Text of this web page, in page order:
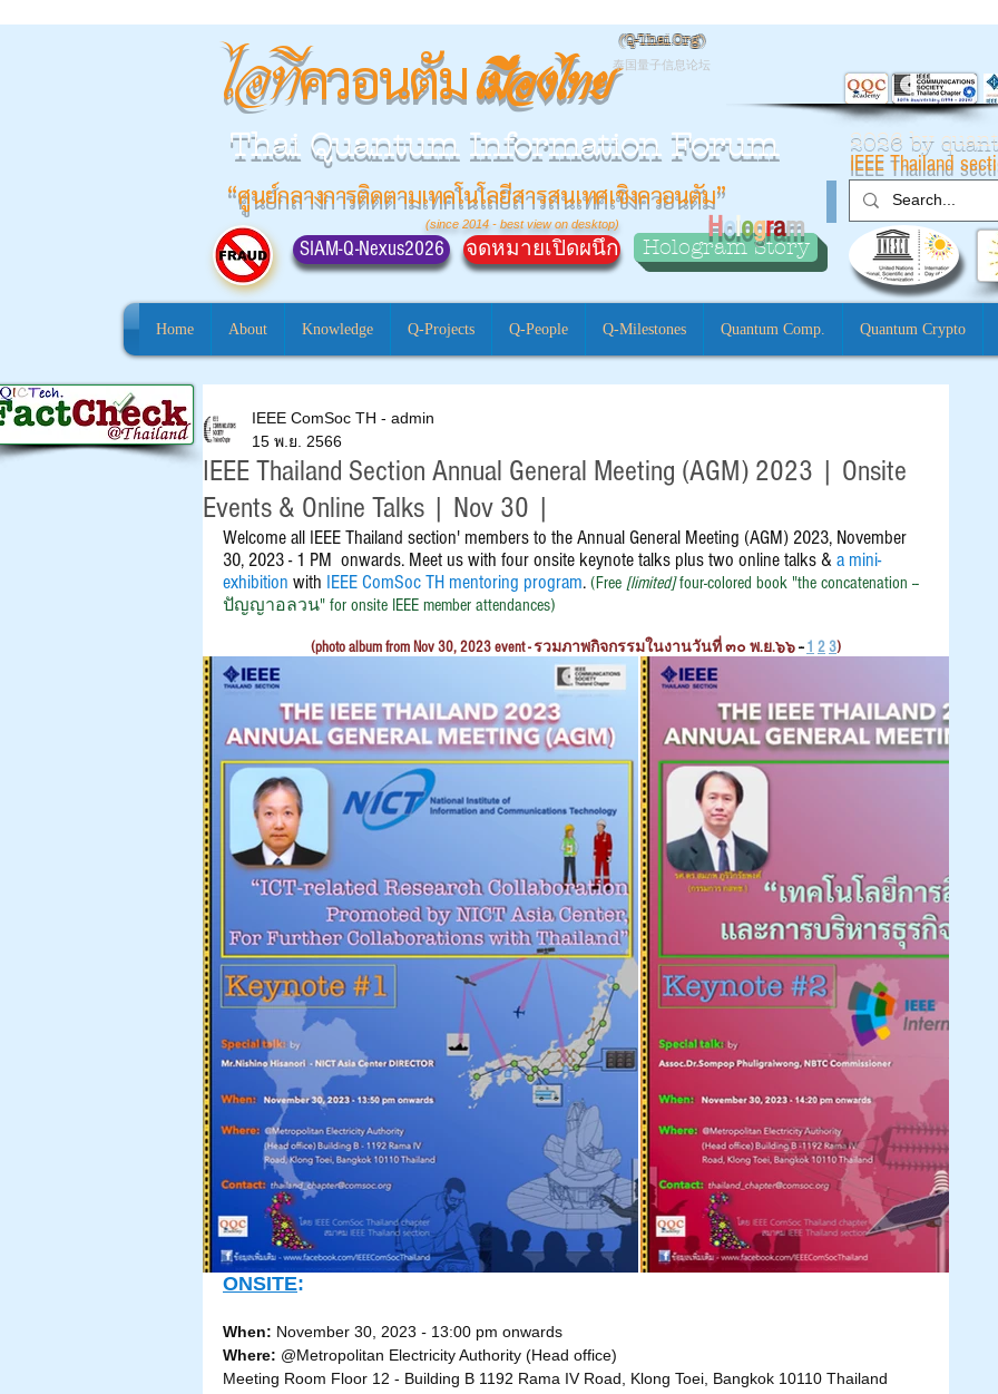
ไอทีควอนตัมเมืองไทย 泰国量子信息论坛
(Q-Thai.Org)
Thai Quantum Information Forum 2026 by
IEEE Thailand
“ศูนย์กลางการติดตามเทคโนโลยีสารสนเทศเชิงควอนตัม”
(since 2014 - best view on desktop)
จดหมายเปิดผนึก Hologram Story
Hologram
SIAM-Q-Nexus2026
Home About Knowledge Q-Projects Q-People Q-Milestones Quantum Comp. Quantum Crypto
IEEE Thailand Section Annual General Meeting (AGM) 2023 | Onsite
Events & Online Talks | Nov 30 |
IEEE ComSoc TH - admin
15 พ.ย. 2566
Welcome all IEEE Thailand section' members to the Annual General Meeting (AGM) 2023, November
30, 2023 - 1 PM  onwards. Meet us with four onsite keynote talks plus two online talks & a mini-
exhibition with IEEE ComSoc TH mentoring program. (Free [limited] four-colored book "the concatenation --
ปัญญาอลวน" for onsite IEEE member attendances)
(photo album from Nov 30, 2023 event - รวมภาพกิจกรรมในงานวันที่ ๓๐ พ.ย.๖๖ -- 1 2 3)
ONSITE:
When: November 30, 2023 - 13:00 pm onwards
Where: @Metropolitan Electricity Authority (Head office)
Meeting Room Floor 12 - Building B 1192 Rama IV Road, Klong Toei, Bangkok 10110 Thailand